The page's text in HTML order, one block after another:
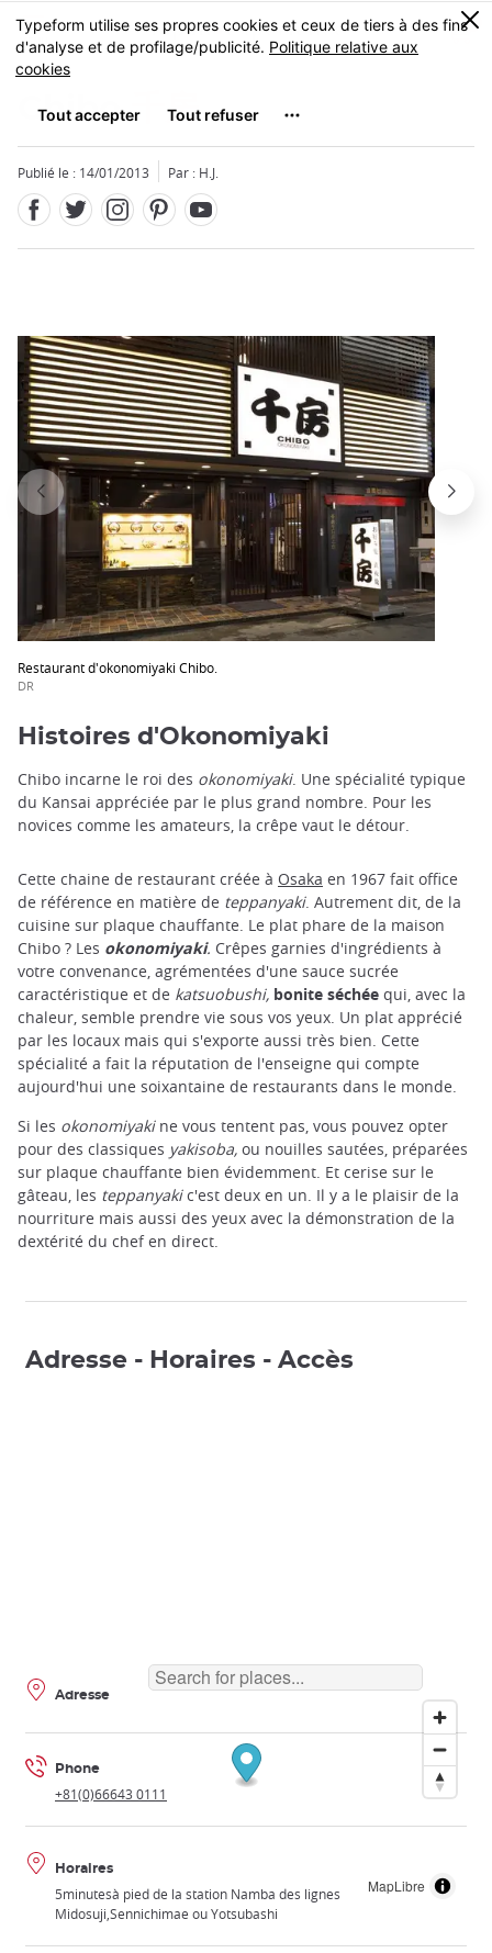
Skip
to
main
MENU
0
Chibo千房
Publié le : 14/01/2013 Par : H.J.
Restaurant d'okonomiyaki Chibo.
DR
Fermer
Histoires d'Okonomiyaki
Chibo incarne le roi des okonomiyaki. Une spécialité typique
du Kansai appréciée par le plus grand nombre. Pour les
novices comme les amateurs, la crêpe vaut le détour.
Cette chaine de restaurant créée à Osaka en 1967 fait office
de référence en matière de teppanyaki. Autrement dit, de la
cuisine sur plaque chauffante. Le plat phare de la maison
Chibo ? Les okonomiyaki. Crêpes garnies d'ingrédients à
votre convenance, agrémentées d'une sauce sucrée
caractéristique et de katsuobushi, bonite séchée qui, avec la
chaleur, semble prendre vie sous vos yeux. Un plat apprécié
par les locaux mais qui s'exporte aussi très bien. Cette
spécialité a fait la réputation de l'enseigne qui compte
aujourd'hui une soixantaine de restaurants dans le monde.
Si les okonomiyaki ne vous tentent pas, vous pouvez opter
pour des classiques yakisoba, ou nouilles sautées, préparées
sur plaque chauffante bien évidemment. Et cerise sur le
gâteau, les teppanyakic'est deux en un. Il y a le plaisir de la
nourriture mais aussi des yeux avec la démonstration de la
dextérité du chef en direct.
Adresse - Horaires - Accès
MapLibre
Adresse
Phone
+81(0)66643 0111
Horaires
5minutesà pied de la station Namba des lignes
Midosuji,Sennichimae ou Yotsubashi